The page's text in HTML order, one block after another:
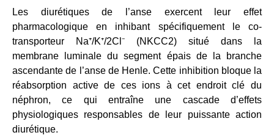
Les diurétiques de l’anse exercent leur effet
pharmacologique en inhibant spécifiquement le co-
transporteur Na⁺/K⁺/2Cl⁻ (NKCC2) situé dans la
membrane luminale du segment épais de la branche
ascendante de l’anse de Henle. Cette inhibition bloque la
réabsorption active de ces ions à cet endroit clé du
néphron, ce qui entraîne une cascade d’effets
physiologiques responsables de leur puissante action
diurétique.